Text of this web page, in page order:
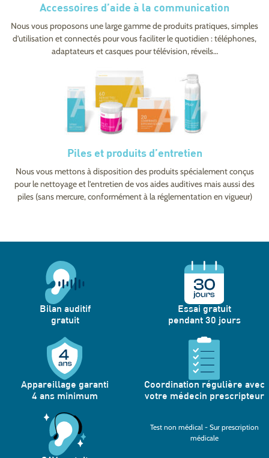
Accessoires d’aide à la communication
Nous vous proposons une large gamme de produits pratiques, simples
d’utilisation et connectés pour vous faciliter le quotidien : téléphones,
adaptateurs et casques pour télévision, réveils…
Piles et produits d’entretien
Nous vous mettons à disposition des produits spécialement conçus
pour le nettoyage et l’entretien de vos aides auditives mais aussi des
piles (sans mercure, conformément à la réglementation en vigueur)
Bilan auditif
gratuit
Essai gratuit
pendant 30 jours
Appareillage garanti
4 ans minimum
Coordination régulière avec
votre médecin prescripteur
Test non médical - Sur prescription
médicale